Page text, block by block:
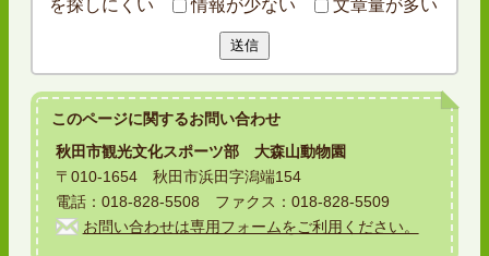
を探しにくい
情報が少ない 文章量が多い
送信
このページに関するお問い合わせ
秋田市観光文化スポーツ部 大森山動物園
〒010-1654 秋田市浜田字潟端154
電話：018-828-5508 ファクス：018-828-5509
お問い合わせは専用フォームをご利用ください。